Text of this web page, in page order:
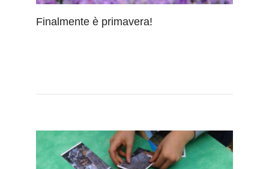
Finalmente è primavera!